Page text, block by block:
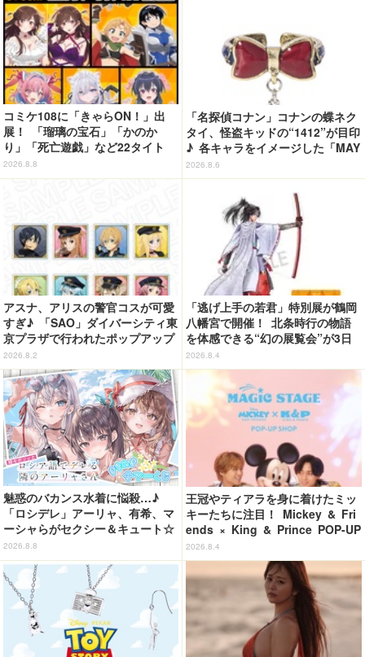
コミケ108に「きゃらON！」出
展！ 「瑠璃の宝石」「かのか
り」「死亡遊戯」など22タイト
ル・350種以上のグッズ販売
2026.8.8
「名探偵コナン」コナンの蝶ネク
タイ、怪盗キッドの“1412”が目印
♪ 各キャラをイメージした「MAY
LA」リングセットがセール中
2026.8.6
アスナ、アリスの警官コスが可愛
すぎ♪ 「SAO」ダイバーシティ東
京プラザで行われたポップアップ
ショップの事後通販がスタート！
2026.8.2
「逃げ上手の若君」特別展が鶴岡
八幡宮で開催！ 北条時行の物語
を体感できる“幻の展覧会”が3日
間限定で登場【8/28～30】
2026.8.4
魅惑のバカンス水着に悩殺…♪
「ロシデレ」アーリャ、有希、マ
ーシャらがセクシー＆キュート☆
ももこの美麗イラストでグッズ化
【くじ引き堂】」
2026.8.8
王冠やティアラを身に着けたミッ
キーたちに注目！ Mickey & Fri
ends × King & Prince POP-UP
SHOP「MAGIC STAGE」に新商
品登場
2026.8.4